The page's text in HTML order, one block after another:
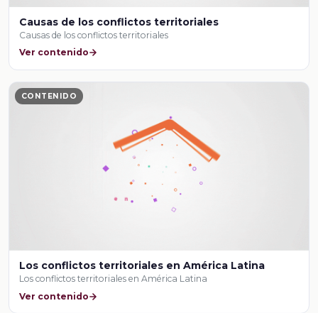
Causas de los conflictos territoriales
Causas de los conflictos territoriales
Ver contenido
CONTENIDO
Los conflictos territoriales en América Latina
Los conflictos territoriales en América Latina
Ver contenido